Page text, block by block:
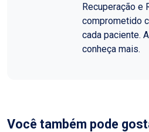
Recuperação e
comprometido
cada paciente.
conheça mais.
Você também pode